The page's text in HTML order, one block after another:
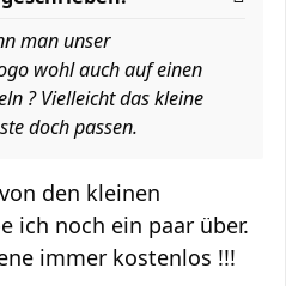
man unser
wohl auch auf einen
? Vielleicht das kleine
doch passen.
den kleinen
ich noch ein paar über.
immer kostenlos !!!